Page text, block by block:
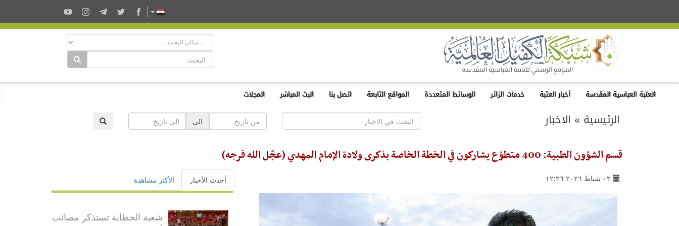
العتبة العباسية المقدسة أخبار العتبة خدمات الزائر الوسائط المتعددة المواقع التابعة اتصل بنا البث المباشر المجلات
الرئيسية » الاخبار الى
قسم الشؤون الطبية: 400 متطوّع يشاركون في الخطة الخاصة بذكرى ولادة الإمام المهدي (عجّل الله فرجه)
٠٣ شباط ٢٠٢٦ ١٢:٣٦ أحدث الأخبار الأكثر مشاهدة
شعبة الخطابة تستذكر مصائب